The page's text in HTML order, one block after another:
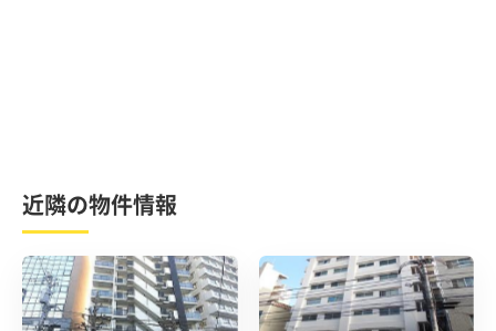
近隣の物件情報